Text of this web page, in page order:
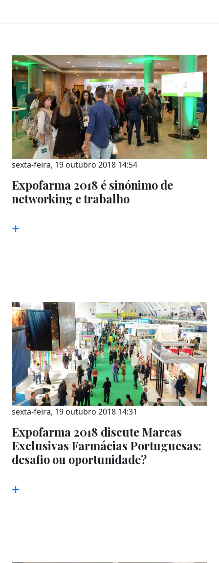
sexta-feira, 19 outubro 2018 14:54
Expofarma 2018 é sinónimo de
networking e trabalho
+
sexta-feira, 19 outubro 2018 14:31
Expofarma 2018 discute Marcas
Exclusivas Farmácias Portuguesas:
desafio ou oportunidade?
+